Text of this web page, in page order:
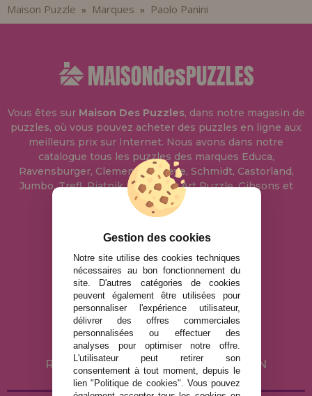
Maison Puzzle » Marques » Paolo Panini
Vous êtes sur Maison Des Puzzles, dans notre magasin de
puzzles, où vous pouvez acheter des puzzles en ligne aux
meilleurs prix sur Internet. Nous avons dans notre
catalogue tous les puzzles des marques Educa,
Ravensburger, Clementoni, Heye, Schmidt, Castorland,
Jumbo, Trefl, Piatnik, Anatolian, Art Puzzle, Gibsons et
bien d'autres.
info@maisondespuzzles.fr
MENTIONS LÉGALES
POLITIQUE DE CONFIDENTIALITÉ
POLITIQUE DE COOKIES
LIVRAISON ET RETOUR
RETOURS / DROIT DE RÉTRACTATION
Gestion des cookies
Notre site utilise des cookies techniques
nécessaires au bon fonctionnement du
site. D'autres catégories de cookies
peuvent également être utilisées pour
personnaliser l'expérience utilisateur,
délivrer des offres commerciales
personnalisées ou effectuer des
analyses pour optimiser notre offre.
L'utilisateur peut retirer son
consentement à tout moment, depuis le
lien "Politique de cookies". Vous pouvez